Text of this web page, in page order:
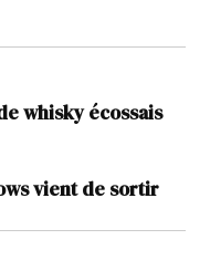
whisky écossais
vient de sortir